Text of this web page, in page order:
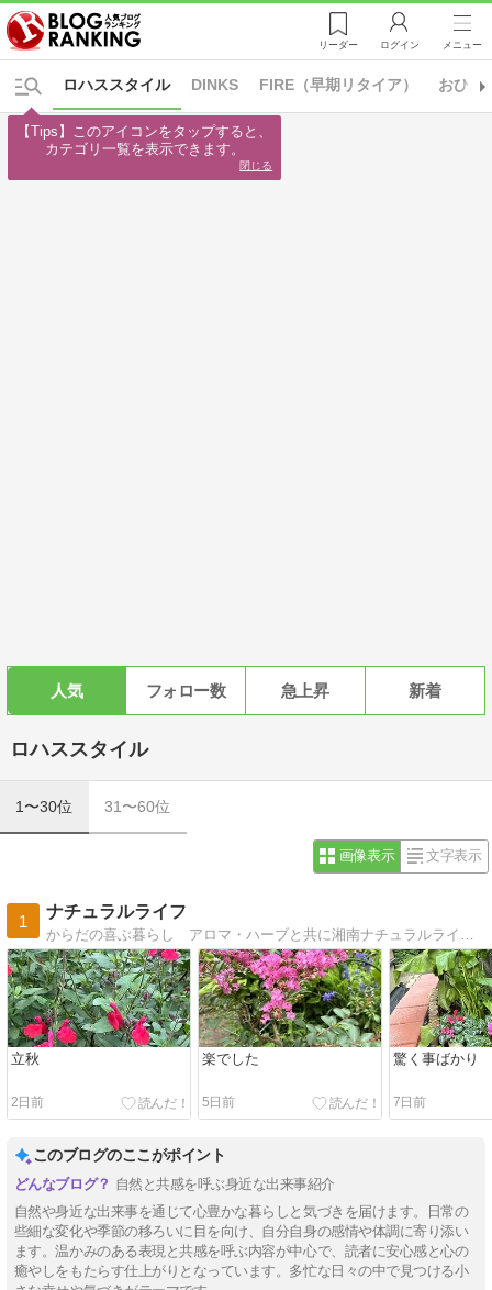
リーダー ログイン メニュー
DINKS FIRE（早期リタイア） おひと
ロハススタイル
人気 フォロー数 急上昇 新着
ロハススタイル
1〜30位 31〜60位
画像表示 文字表示
1
ナチュラルライフ
立秋
2日前
楽でした
5日前
驚く事ばかり
7日前
このブログのここがポイント
自然と共感を呼ぶ身近な出来事紹介
自然や身近な出来事を通じて心豊かな暮らしと気づきを届けます。日常の
些細な変化や季節の移ろいに目を向け、自分自身の感情や体調に寄り添い
ます。温かみのある表現と共感を呼ぶ内容が中心で、読者に安心感と心の
癒やしをもたらす仕上がりとなっています。多忙な日々の中で見つける小
【Tips】このアイコンをタップすると、
カテゴリ一覧を表示できます。
閉じる